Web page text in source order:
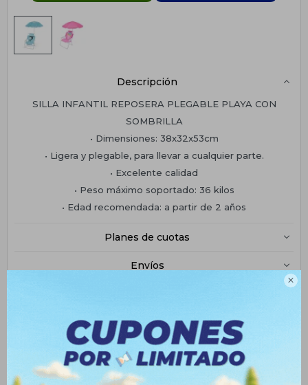

Descripción
SILLA INFANTIL REPOSERA PLEGABLE PLAYA CON
SOMBRILLA
• Dimensiones: 38x32x53cm
• Ligera y plegable, para llevar a cualquier parte.
• Excelente calidad
• Peso máximo soportado: 36 kilos
• Edad recomendada: a partir de 2 años
Planes de cuotas
Envíos